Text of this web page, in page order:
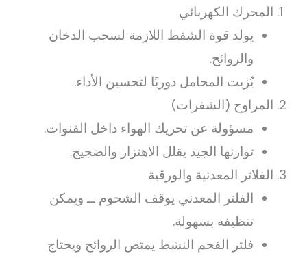
المحرك الكهربائي
يولد قوة الشفط اللازمة لسحب الدخان
والروائح.
يُزيت المحامل دوريًا لتحسين الأداء.
المراوح (الشفرات)
مسؤولة عن تحريك الهواء داخل القنوات.
توازنها الجيد يقلل الاهتزاز والضجيج.
الفلاتر المعدنية والورقية
الفلتر المعدني يوقف الشحوم ــ ويمكن
تنظيفه بسهولة.
فلتر الفحم النشط يمتص الروائح ويحتاج